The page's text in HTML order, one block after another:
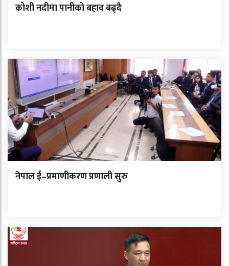
कोशी नदीमा पानीको बहाव बढ्दै
नेपाल ई–प्रमाणीकरण प्रणाली सुरु